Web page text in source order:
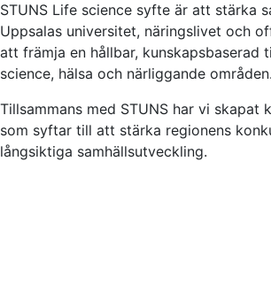
STUNS Life science syfte är att stärka
Uppsalas universitet, näringslivet och
att främja en hållbar, kunskapsbaserad
science, hälsa och närliggande områden.
Tillsammans med STUNS har vi skapat
som syftar till att stärka regionens
långsiktiga samhällsutveckling.